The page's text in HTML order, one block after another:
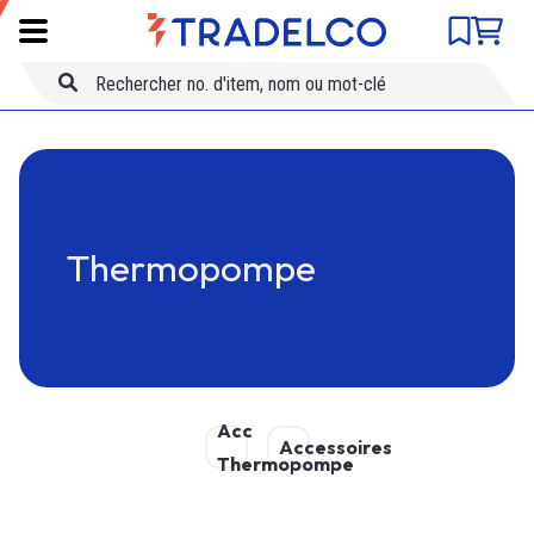
Thermopompe
Acc
Thermopompe
Accessoires
Comparateur de produits
SKU